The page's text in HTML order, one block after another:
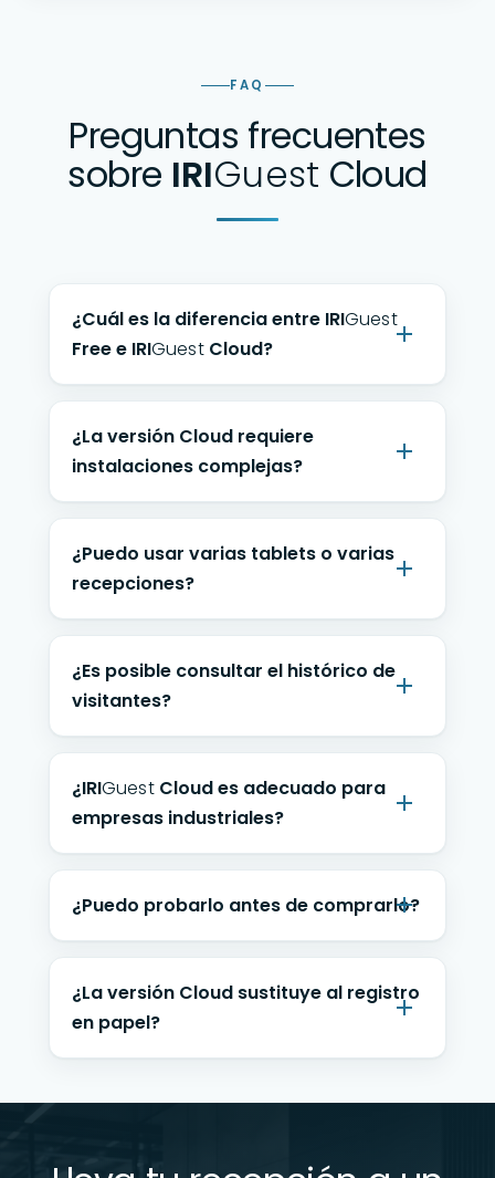
FAQ
Preguntas frecuentes
sobre IRIGuest Cloud
¿Cuál es la diferencia entre IRIGuest
Free e IRIGuestCloud?
¿La versión Cloud requiere
instalaciones complejas?
¿Puedo usar varias tablets o varias
recepciones?
¿Es posible consultar el histórico de
visitantes?
¿IRIGuestCloud es adecuado para
empresas industriales?
¿Puedo probarlo antes de comprarlo?
¿La versión Cloud sustituye al registro
en papel?